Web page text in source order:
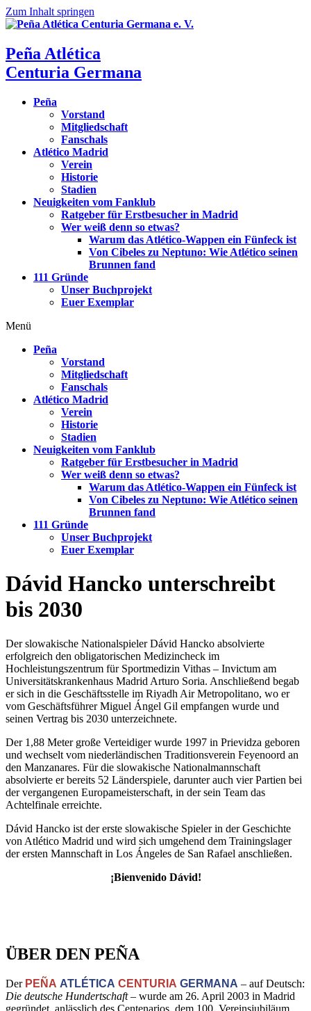
Zum Inhalt springen
Peña Atlética
Centuria Germana
Peña
Vorstand
Mitgliedschaft
Fanschals
Atlético Madrid
Verein
Historie
Stadien
Neuigkeiten vom Fanklub
Ratgeber für Erstbesucher in Madrid
Wer weiß denn so etwas?
Warum das Atlético-Wappen ein Fünfeck ist
Von Cibeles zu Neptuno: Wie Atlético seinen
Brunnen fand
111 Gründe
Unser Buchprojekt
Euer Exemplar
Menü
Peña
Vorstand
Mitgliedschaft
Fanschals
Atlético Madrid
Verein
Historie
Stadien
Neuigkeiten vom Fanklub
Ratgeber für Erstbesucher in Madrid
Wer weiß denn so etwas?
Warum das Atlético-Wappen ein Fünfeck ist
Von Cibeles zu Neptuno: Wie Atlético seinen
Brunnen fand
111 Gründe
Unser Buchprojekt
Euer Exemplar
Dávid Hancko unterschreibt
bis 2030
Der slowakische NationalspielerDávid Hancko absolvierte
erfolgreich den obligatorischen Medizincheck im
Hochleistungszentrum für Sportmedizin Vithas – Invictum am
Universitätskrankenhaus Madrid Arturo Soria. Anschließend begab
er sich in die Geschäftsstelle im Riyadh Air Metropolitano, wo er
vom Geschäftsführer Miguel Ángel Gil empfangen wurde und
seinen Vertrag bis 2030 unterzeichnete.
Der 1,88 Meter große Verteidiger wurde 1997 in Prievidza geboren
und wechselt vom niederländischen Traditionsverein Feyenoord an
den Manzanares. Für die slowakische Nationalmannschaft
absolvierte er bereits 52 Länderspiele, darunter auch vier Partien bei
der vergangenen Europameisterschaft, in der sein Team das
Achtelfinale erreichte.
Dávid Hancko ist der erste slowakische Spieler in der Geschichte
von Atlético Madrid und wird sich umgehend dem Trainingslager
der ersten Mannschaft in Los Ángeles de San Rafael anschließen.
¡Bienvenido Dávid!
ÜBER DEN PEÑA
Der PEÑA ATLÉTICA CENTURIA GERMANA – auf Deutsch:
Die deutsche Hundertschaft– wurde am 26. April 2003 in Madrid
gegründet, anlässlich des Centenarios, dem 100. Vereinsjubiläum